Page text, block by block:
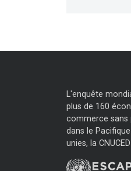
L'enquête
plus de 160
commerce sans
dans le
unies, la